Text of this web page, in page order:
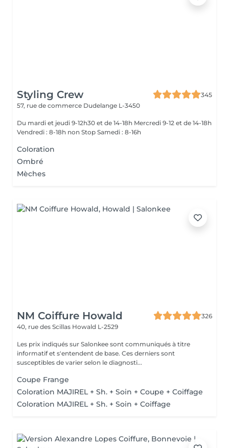
Styling Crew
345
57, rue de commerce Dudelange L-3450
Du mardi et jeudi 9-12h30 et de 14-18h Mercredi 9-12 et de 14-18h
Vendredi : 8-18h non Stop Samedi : 8-16h
Coloration
Ombré
Mèches
NM Coiffure Howald
326
40, rue des Scillas Howald L-2529
Les prix indiqués sur Salonkee sont communiqués à titre
informatif et s'entendent de base. Ces derniers sont
susceptibles de varier selon le diagnosti...
Coupe Frange
Coloration MAJIREL + Sh. + Soin + Coupe + Coiffage
Coloration MAJIREL + Sh. + Soin + Coiffage